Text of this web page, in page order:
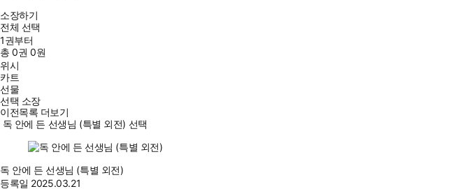
소장하기
전체 선택
1권부터
총0권 0원
위시
카트
선물
선택 소장
이전목록 더보기
독 안에 든 선생님 (특별 외전) 선택
독 안에 든 선생님 (특별 외전)
등록일 2025.03.21